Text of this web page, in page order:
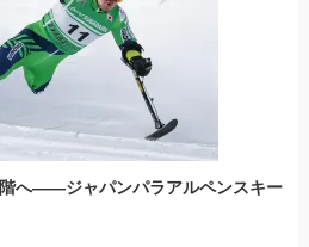
階へ――ジャパンパラアルペンスキー